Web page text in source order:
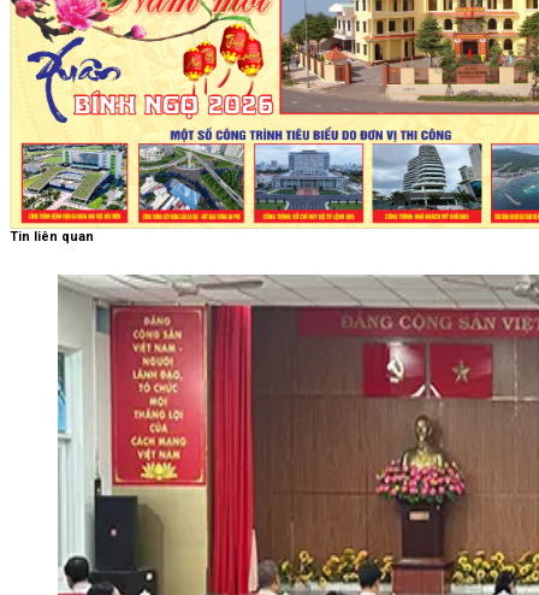
Tin liên quan